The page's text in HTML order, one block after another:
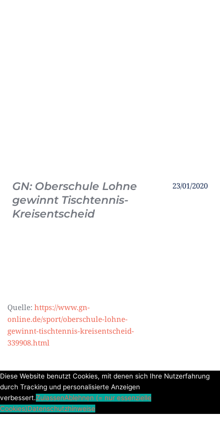
GN: Oberschule Lohne
gewinnt Tischtennis-
Kreisentscheid
23/01/2020
Quelle: https://www.gn-
online.de/sport/oberschule-lohne-
gewinnt-tischtennis-kreisentscheid-
339908.html
Diese Website benutzt Cookies, mit denen sich Ihre Nutzerfahrung
durch Tracking und personalisierte Anzeigen
verbessert.ZulassenAblehnen (= nur essenzielle
Cookies)Datenschutzhinweise